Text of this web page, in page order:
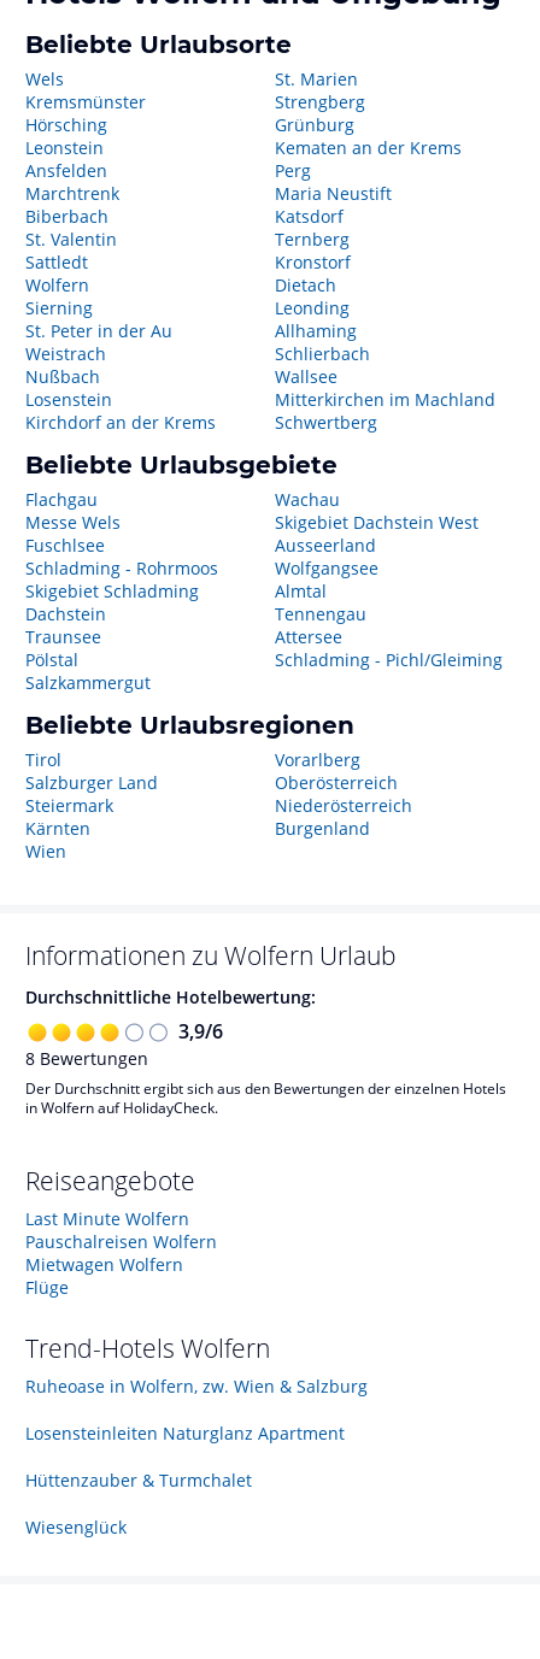
Beliebte Urlaubsorte
Wels
Kremsmünster
Hörsching
Leonstein
Ansfelden
Marchtrenk
Biberbach
St. Valentin
Sattledt
Wolfern
Sierning
St. Peter in der Au
Weistrach
Nußbach
Losenstein
Kirchdorf an der Krems
St. Marien
Strengberg
Grünburg
Kematen an der Krems
Perg
Maria Neustift
Katsdorf
Ternberg
Kronstorf
Dietach
Leonding
Allhaming
Schlierbach
Wallsee
Mitterkirchen im Machland
Schwertberg
Beliebte Urlaubsgebiete
Flachgau
Messe Wels
Fuschlsee
Schladming - Rohrmoos
Skigebiet Schladming
Dachstein
Traunsee
Pölstal
Salzkammergut
Wachau
Skigebiet Dachstein West
Ausseerland
Wolfgangsee
Almtal
Tennengau
Attersee
Schladming - Pichl/Gleiming
Beliebte Urlaubsregionen
Tirol
Salzburger Land
Steiermark
Kärnten
Wien
Vorarlberg
Oberösterreich
Niederösterreich
Burgenland
Informationen zu Wolfern Urlaub
Durchschnittliche Hotelbewertung:
3,9/6
8 Bewertungen
Der Durchschnitt ergibt sich aus den Bewertungen der einzelnen Hotels
in Wolfern auf HolidayCheck.
Reiseangebote
Last Minute Wolfern
Pauschalreisen Wolfern
Mietwagen Wolfern
Flüge
Trend-Hotels Wolfern
Ruheoase in Wolfern, zw. Wien & Salzburg
Losensteinleiten Naturglanz Apartment
Hüttenzauber & Turmchalet
Wiesenglück